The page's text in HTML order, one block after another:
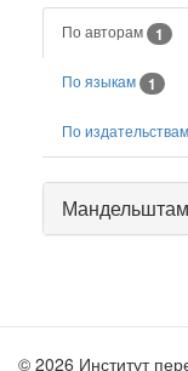
По авторам 1
По языкам 1
По издательствам
© 2026 Институт